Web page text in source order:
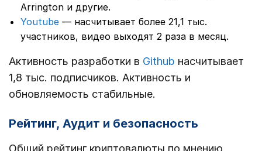
Arrington и другие.
Youtube — насчитывает более 21,1 тыс.
участников, видео выходят 2 раза в месяц.
Активность разработки в Github насчитывает
1,8 тыс. подписчиков. Активность и
обновляемость стабильные.
Рейтинг, Аудит и безопасность
Общий рейтинг криптовалюты по мнению